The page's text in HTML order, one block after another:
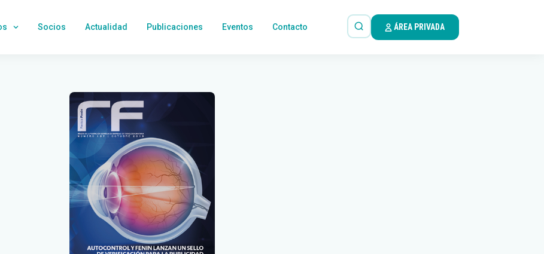
Socios Actualidad Publicaciones Eventos Contacto ÁREA PRIVADA